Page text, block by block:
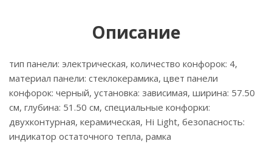
Описание
тип панели: электрическая, количество конфорок: 4,
материал панели: стеклокерамика, цвет панели
конфорок: черный, установка: зависимая, ширина: 57.50
см, глубина: 51.50 см, специальные конфорки:
двухконтурная, керамическая, Hi Light, безопасность:
индикатор остаточного тепла, рамка